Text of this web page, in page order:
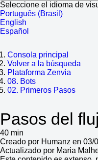
Seleccione el idioma de
Português (Brasil)
English
Español
Consola principal
Volver a la búsqueda
Plataforma Zenvia
08. Bots
02. Primeros Pasos
Pasos del
40 min
Creado por Humanz en 03/
Actualizado por Maria